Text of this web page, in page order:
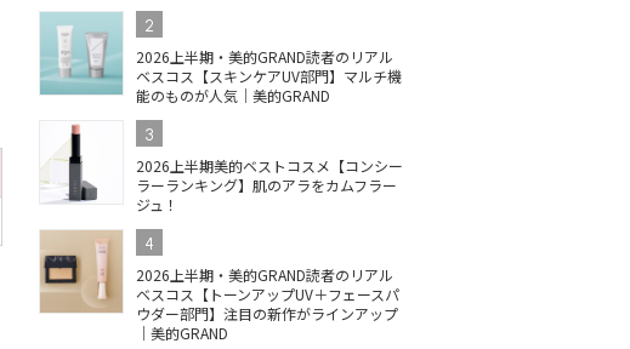
2
2026上半期・美的GRAND読者のリアル
ベスコス【スキンケアUV部門】マルチ機
能のものが人気｜美的GRAND
3
2026上半期美的ベストコスメ【コンシー
ラーランキング】肌のアラをカムフラー
ジュ！
4
2026上半期・美的GRAND読者のリアル
ベスコス【トーンアップUV＋フェースパ
ウダー部門】注目の新作がラインアップ
｜美的GRAND